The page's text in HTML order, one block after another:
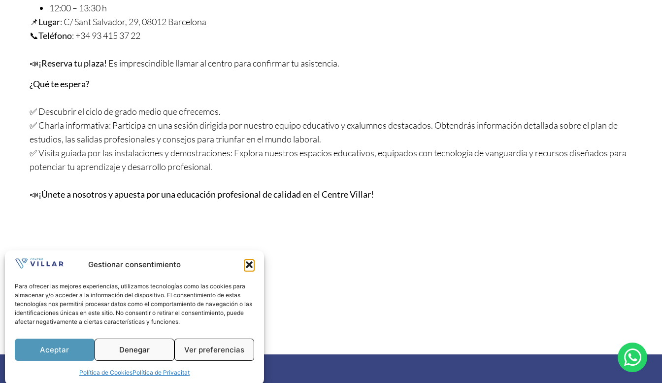
Gestionar consentimiento
Para ofrecer las mejores experiencias, utilizamos tecnologías como las cookies para
almacenar y/o acceder a la información del dispositivo. El consentimiento de estas
tecnologías nos permitirá procesar datos como el comportamiento de navegación o las
identificaciones únicas en este sitio. No consentir o retirar el consentimiento, puede
afectar negativamente a ciertas características y funciones.
Aceptar Denegar Ver preferencias
Política de CookiesPolítica de Privacitat
12:00 – 13:30 h
📌Lugar: C/ Sant Salvador, 29, 08012 Barcelona
📞Teléfono: +34 93 415 37 22
📣¡Reserva tu plaza! Es imprescindible llamar al centro para confirmar tu asistencia.
¿Qué te espera?
✅ Descubrir el ciclo de grado medio que ofrecemos.
✅ Charla informativa: Participa en una sesión dirigida por nuestro equipo educativo y exalumnos destacados. Obtendrás información detallada sobre el plan de
estudios, las salidas profesionales y consejos para triunfar en el mundo laboral.
✅ Visita guiada por las instalaciones y demostraciones: Explora nuestros espacios educativos, equipados con tecnología de vanguardia y recursos diseñados para
potenciar tu aprendizaje y desarrollo profesional.
📣¡Únete a nosotros y apuesta por una educación profesional de calidad en el Centre Villar!